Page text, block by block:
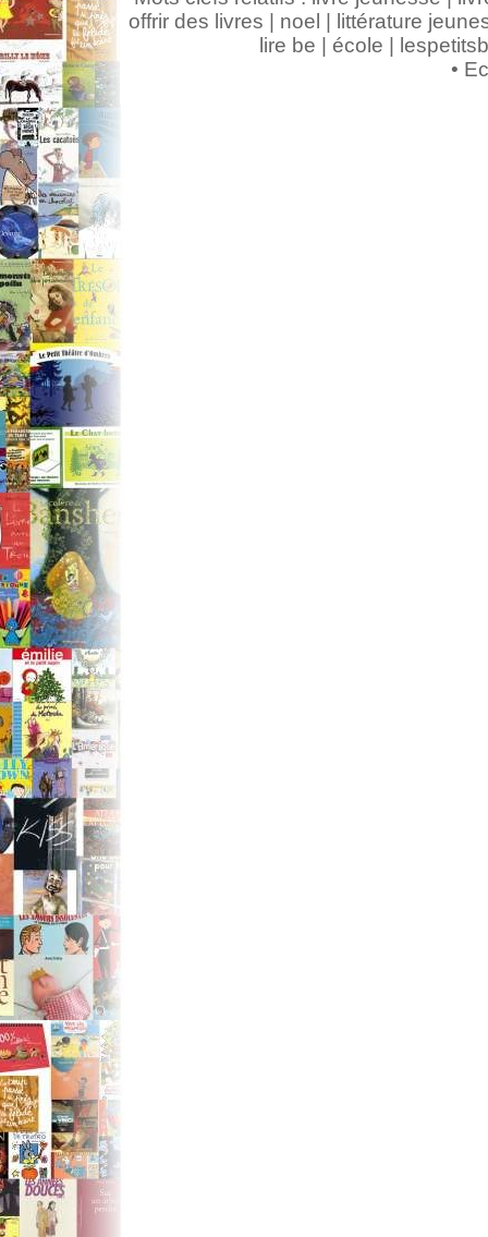
offrir des livres | noel | littérature
lire be | école |
•